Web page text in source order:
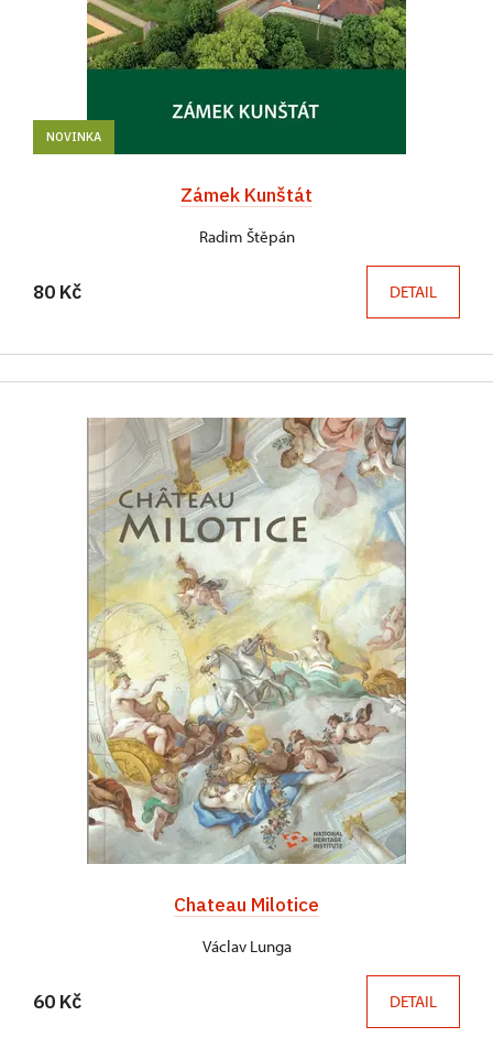
NOVINKA
Zámek Kunštát
Radim Štěpán
80 Kč DETAIL
Chateau Milotice
Václav Lunga
60 Kč DETAIL